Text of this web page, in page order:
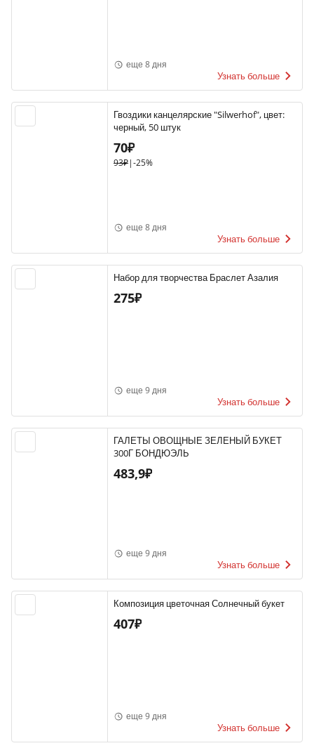
еще 8 дня
Узнать больше
Гвоздики канцелярские "Silwerhof", цвет:
черный, 50 штук
70₽
93₽|-25%
еще 8 дня
Узнать больше
Набор для творчества Браслет Азалия
275₽
еще 9 дня
Узнать больше
ГАЛЕТЫ ОВОЩНЫЕ ЗЕЛЕНЫЙ БУКЕТ
300Г БОНДЮЭЛЬ
483,9₽
еще 9 дня
Узнать больше
Композиция цветочная Солнечный букет
407₽
еще 9 дня
Узнать больше